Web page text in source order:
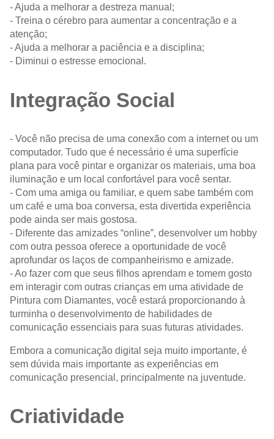
- Ajuda a melhorar a destreza manual;
- Treina o cérebro para aumentar a concentração e a
atenção;
- Ajuda a melhorar a paciência e a disciplina;
- Diminui o estresse emocional.
Integração Social
- Você não precisa de uma conexão com a internet ou um
computador. Tudo que é necessário é uma superfície
plana para você pintar e organizar os materiais, uma boa
iluminação e um local confortável para você sentar.
- Com uma amiga ou familiar, e quem sabe também com
um café e uma boa conversa, esta divertida experiência
pode ainda ser mais gostosa.
- Diferente das amizades “online”, desenvolver um hobby
com outra pessoa oferece a oportunidade de você
aprofundar os laços de companheirismo e amizade.
- Ao fazer com que seus filhos aprendam e tomem gosto
em interagir com outras crianças em uma atividade de
Pintura com Diamantes, você estará proporcionando à
turminha o desenvolvimento de habilidades de
comunicação essenciais para suas futuras atividades.
Embora a comunicação digital seja muito importante, é
sem dúvida mais importante as experiências em
comunicação presencial, principalmente na juventude.
Criatividade